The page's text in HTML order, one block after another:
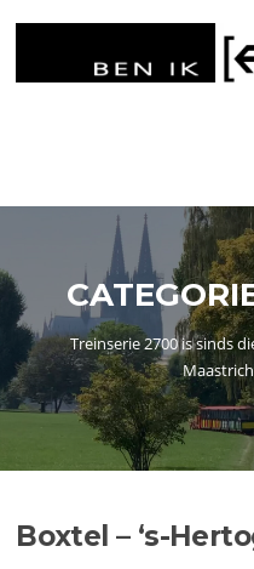
Treinserie 2700 is sinds
Boxtel – ‘s-